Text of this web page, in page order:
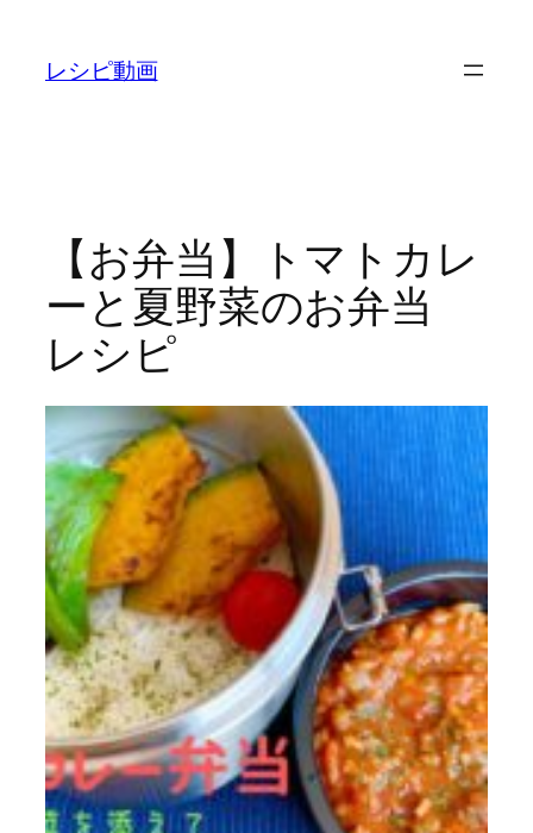
レシピ動画
【お弁当】トマトカレ
ーと夏野菜のお弁当
レシピ